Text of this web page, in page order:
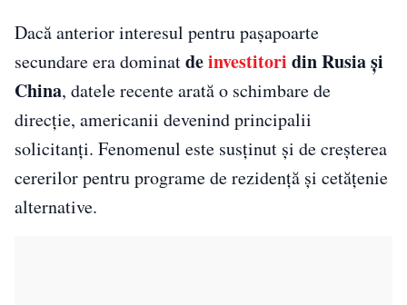
Dacă anterior interesul pentru pașapoarte
secundare era dominatdeinvestitori din Rusia și
China, datele recente arată o schimbare de
direcție, americanii devenind principalii
solicitanți. Fenomenul este susținut și de creșterea
cererilor pentru programe de rezidență și cetățenie
alternative.